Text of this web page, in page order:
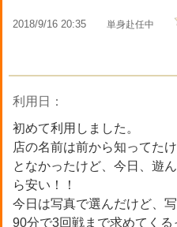
2018/9/16 20:35 単身赴任中
利用日：
初めて利用しました。
店の名前は前から知ってた
となかったけど、今日、遊
ら安い！！
今日は写真で選んだけど、
90分で3回戦まで求めてくる